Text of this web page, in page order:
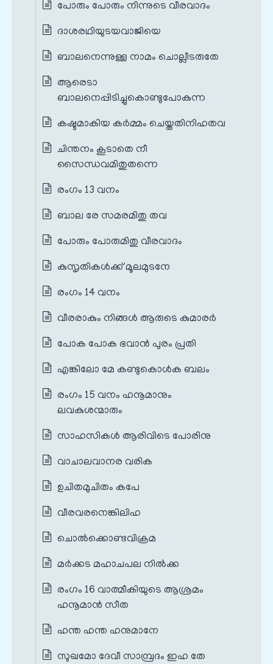
പോരും പോരും നിന്നുടെ വീരവാദം
ദാശരഥിയുടയവാജിയെ
ബാലനെന്നുള്ള നാമം ചൊല്ലീടരുതേ
ആരെടാ
ബാലനെപ്പിടിച്ചുകൊണ്ടുപോകുന്ന
കഷ്ടമാകിയ കര്‍മ്മം ചെയ്തതിനിഹതവ
ചിന്തനം കൂടാതെ നീ
സൈന്ധവമിതുതന്നെ
രംഗം 13 വനം
ബാല രേ സമരമിതു തവ
പോരും പോരുമിതു വീരവാദം
കുസൃതികള്‍ക്ക് മൂലമുടനേ
രംഗം 14 വനം
വീരരാകും നിങ്ങള്‍ ആരുടെ കുമാരര്‍
പോക പോക ഭവാന്‍ പുരം പ്രതി
എങ്കിലോ മേ കണ്ടുകൊള്‍ക ബലം
രംഗം 15 വനം ഹനൂമാനും
ലവകുശന്മാരും
സാഹസികള്‍ ആരിവിടെ പോരിനു
വാചാലവാനര വരിക
ഉചിതമുചിതം കപേ
വീരവരനെങ്കിലിഹ
ചൊല്‍ക്കൊണ്ടവിക്രമ
മര്‍ക്കട മഹാചപല നിൽക്ക
രംഗം 16 വാത്മീകിയുടെ ആശ്രമം
ഹനൂമാൻ സീത
ഹന്ത ഹന്ത ഹനുമാനേ
സുഖമോ ദേവീ സാമ്പ്രദം ഇഹ തേ